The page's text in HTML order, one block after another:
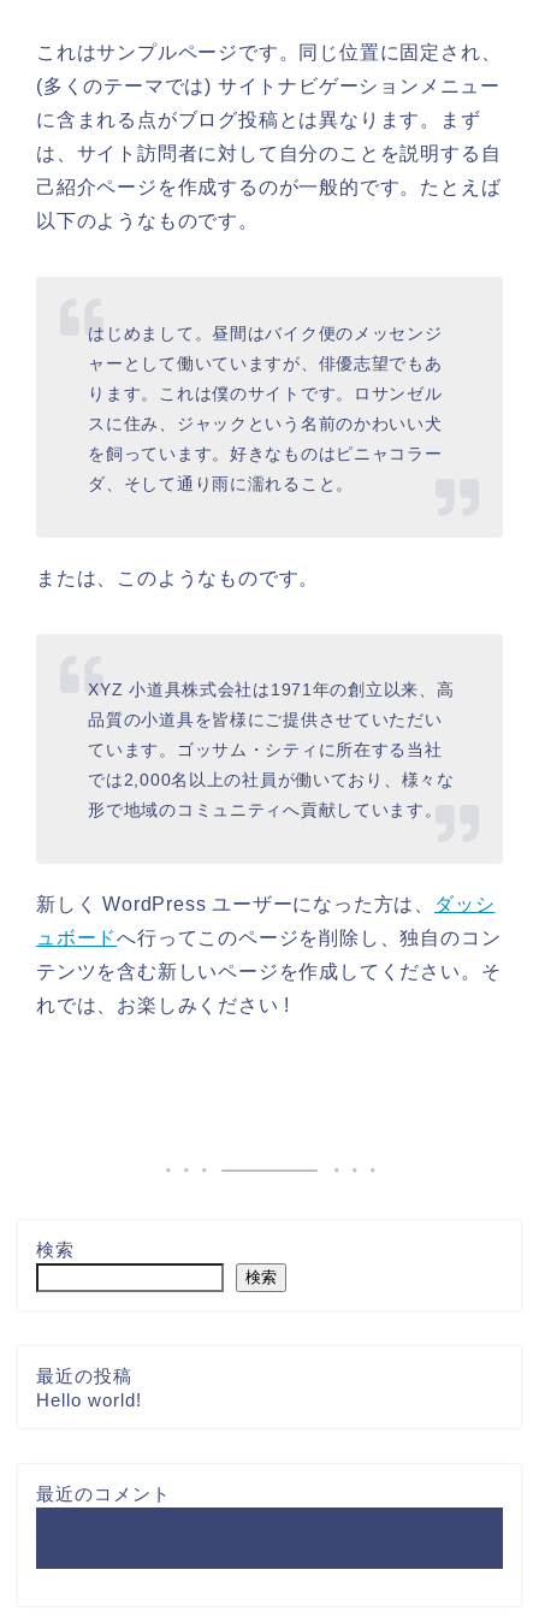
これはサンプルページです。同じ位置に固定され、
(多くのテーマでは) サイトナビゲーションメニュー
に含まれる点がブログ投稿とは異なります。まず
は、サイト訪問者に対して自分のことを説明する自
己紹介ページを作成するのが一般的です。たとえば
以下のようなものです。
はじめまして。昼間はバイク便のメッセンジ
ャーとして働いていますが、俳優志望でもあ
ります。これは僕のサイトです。ロサンゼル
スに住み、ジャックという名前のかわいい犬
を飼っています。好きなものはピニャコラー
ダ、そして通り雨に濡れること。
または、このようなものです。
XYZ 小道具株式会社は1971年の創立以来、高
品質の小道具を皆様にご提供させていただい
ています。ゴッサム・シティに所在する当社
では2,000名以上の社員が働いており、様々な
形で地域のコミュニティへ貢献しています。
新しく WordPress ユーザーになった方は、
ダッシ
ュボードへ行ってこのページを削除し、独自のコン
テンツを含む新しいページを作成してください。そ
れでは、お楽しみください !
検索
検索
最近の投稿
Hello world!
最近のコメント